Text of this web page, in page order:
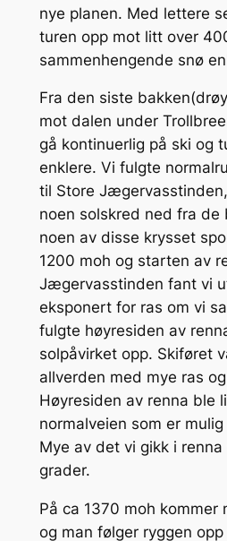
nye planen. Med lettere
turen opp mot litt over
sammenhengende snø
Fra den siste
mot dalen under
gå kontinuerlig på ski og
enklere. Vi fulgte
til Store
noen solskred ned fra de
noen av disse krysset
1200 moh og starten av
Jægervasstinden fant vi
eksponert for ras om vi
fulgte høyresiden av
solpåvirket opp. Skiføret
allverden med mye ras
Høyresiden av renna ble
normalveien som er
Mye av det vi gikk i
grader.
På ca 1370 moh kommer
og man følger ryggen